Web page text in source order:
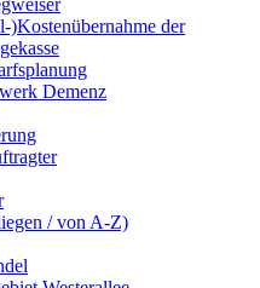
)Kostenübernahme der
Demenz
/ von A-Z)